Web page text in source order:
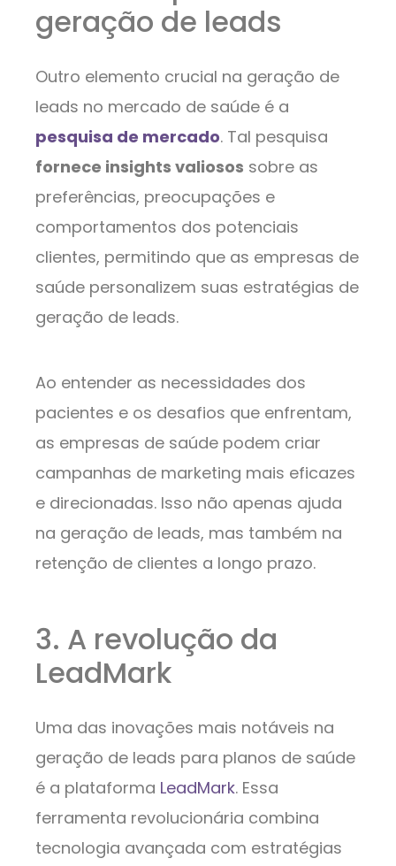
geração de leads
Outro elemento crucial na geração de
leads no mercado de saúde é a
pesquisa de mercado. Tal pesquisa
fornece insights valiosos sobre as
preferências, preocupações e
comportamentos dos potenciais
clientes, permitindo que as empresas de
saúde personalizem suas estratégias de
geração de leads.
Ao entender as necessidades dos
pacientes e os desafios que enfrentam,
as empresas de saúde podem criar
campanhas de marketing mais eficazes
e direcionadas. Isso não apenas ajuda
na geração de leads, mas também na
retenção de clientes a longo prazo.
3. A revolução da
LeadMark
Uma das inovações mais notáveis na
geração de leads para planos de saúde
é a plataforma LeadMark. Essa
ferramenta revolucionária combina
tecnologia avançada com estratégias